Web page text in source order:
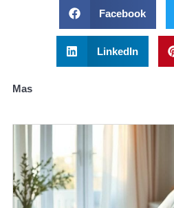
Facebook
LinkedIn
Mas